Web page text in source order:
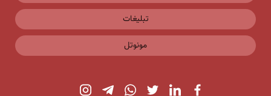
تبلیغات
مونوتل